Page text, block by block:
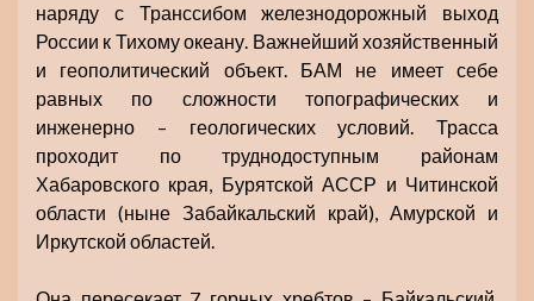
наряду с Транссибом железнодорожный выход
России к Тихому океану. Важнейший хозяйственный
и геополитический объект. БАМ не имеет себе
равных по сложности топографических и
инженерно – геологических условий. Трасса
проходит по труднодоступным районам
Хабаровского края, Бурятской АССР и Читинской
области (ныне Забайкальский край), Амурской и
Иркутской областей.